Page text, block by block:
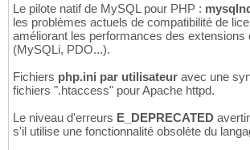
Le pilote natif de MySQL pour PHP :
les problèmes actuels de compatibilité de
améliorant les performances des extensions
(MySQLi, PDO...).
Fichiers php.ini par utilisateur avec une
fichiers ".htaccess" pour Apache httpd.
Le niveau d'erreurs E_DEPRECATED
s'il utilise une fonctionnalité obsolète du